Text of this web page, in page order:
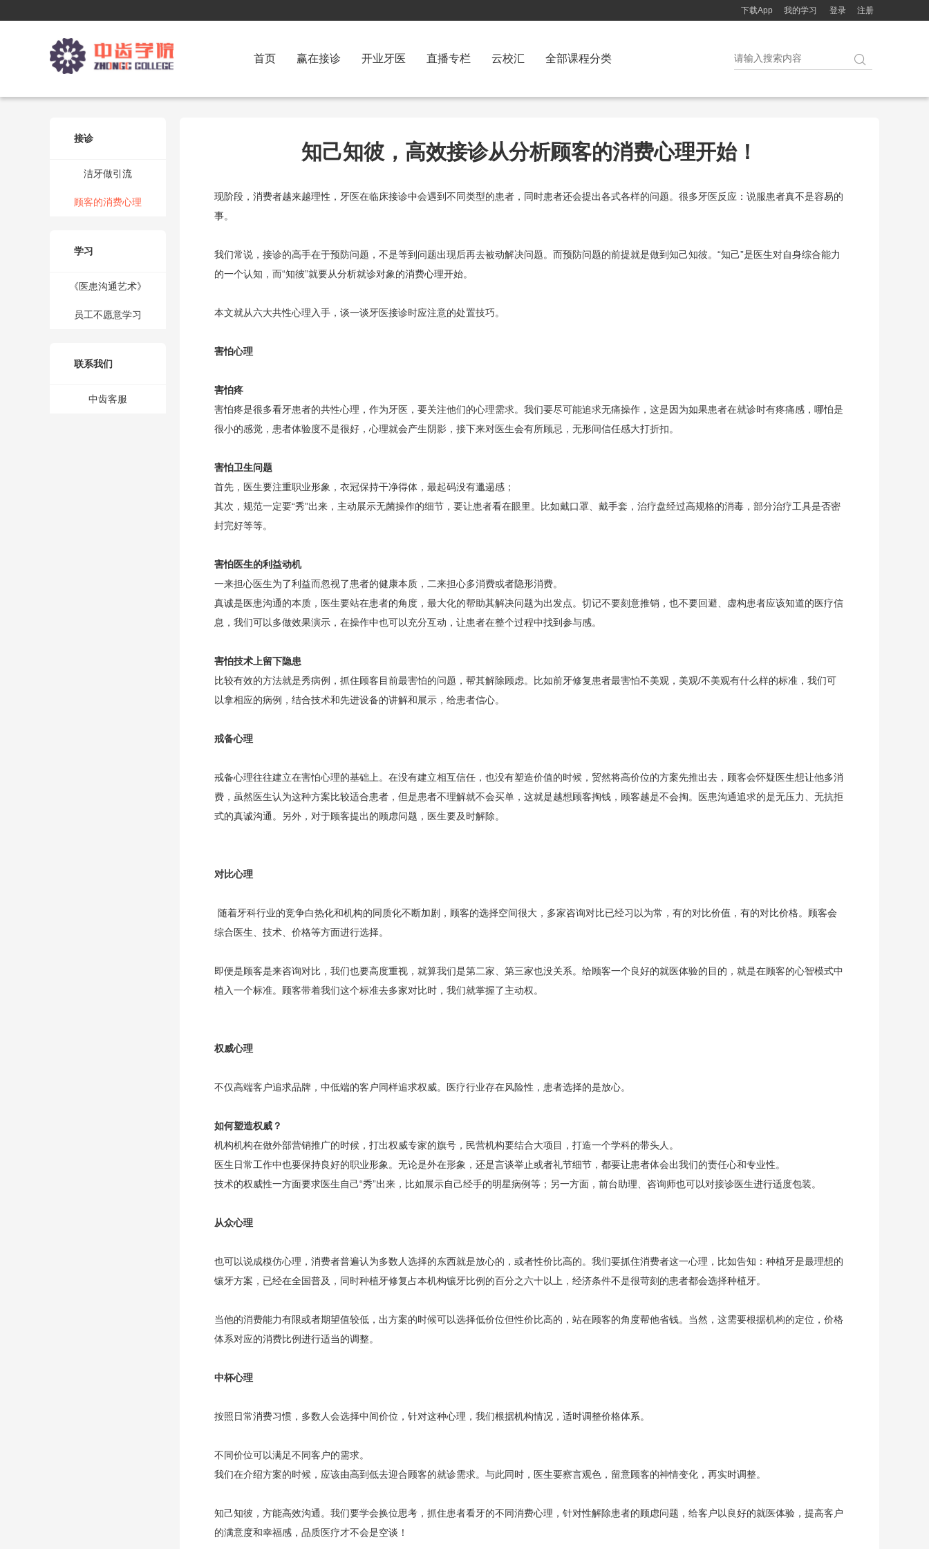
我的学习 登录 注册
下载App
首页 赢在接诊 开业牙医 直播专栏 云校汇 全部课程分类 
接诊
洁牙做引流
顾客的消费心理
学习
《医患沟通艺术》
员工不愿意学习
联系我们
中齿客服
知己知彼，高效接诊从分析顾客的消费心理开始！
现阶段，消费者越来越理性，牙医在临床接诊中会遇到不同类型的患者，同时患者还会提出各式各样的问题。很多牙医反应：说服患者真不是容易的
事。
我们常说，接诊的高手在于预防问题，不是等到问题出现后再去被动解决问题。而预防问题的前提就是做到知己知彼。“知己”是医生对自身综合能力
的一个认知，而“知彼”就要从分析就诊对象的消费心理开始。
本文就从六大共性心理入手，谈一谈牙医接诊时应注意的处置技巧。
害怕心理
害怕疼
害怕疼是很多看牙患者的共性心理，作为牙医，要关注他们的心理需求。我们要尽可能追求无痛操作，这是因为如果患者在就诊时有疼痛感，哪怕是
很小的感觉，患者体验度不是很好，心理就会产生阴影，接下来对医生会有所顾忌，无形间信任感大打折扣。
害怕卫生问题
首先，医生要注重职业形象，衣冠保持干净得体，最起码没有邋遢感；
其次，规范一定要“秀”出来，主动展示无菌操作的细节，要让患者看在眼里。比如戴口罩、戴手套，治疗盘经过高规格的消毒，部分治疗工具是否密
封完好等等。
害怕医生的利益动机
一来担心医生为了利益而忽视了患者的健康本质，二来担心多消费或者隐形消费。
真诚是医患沟通的本质，医生要站在患者的角度，最大化的帮助其解决问题为出发点。切记不要刻意推销，也不要回避、虚构患者应该知道的医疗信
息，我们可以多做效果演示，在操作中也可以充分互动，让患者在整个过程中找到参与感。
害怕技术上留下隐患
比较有效的方法就是秀病例，抓住顾客目前最害怕的问题，帮其解除顾虑。比如前牙修复患者最害怕不美观，美观/不美观有什么样的标准，我们可
以拿相应的病例，结合技术和先进设备的讲解和展示，给患者信心。
戒备心理
戒备心理往往建立在害怕心理的基础上。在没有建立相互信任，也没有塑造价值的时候，贸然将高价位的方案先推出去，顾客会怀疑医生想让他多消
费，虽然医生认为这种方案比较适合患者，但是患者不理解就不会买单，这就是越想顾客掏钱，顾客越是不会掏。医患沟通追求的是无压力、无抗拒
式的真诚沟通。另外，对于顾客提出的顾虑问题，医生要及时解除。
对比心理
随着牙科行业的竞争白热化和机构的同质化不断加剧，顾客的选择空间很大，多家咨询对比已经习以为常，有的对比价值，有的对比价格。顾客会
综合医生、技术、价格等方面进行选择。
即便是顾客是来咨询对比，我们也要高度重视，就算我们是第二家、第三家也没关系。给顾客一个良好的就医体验的目的，就是在顾客的心智模式中
植入一个标准。顾客带着我们这个标准去多家对比时，我们就掌握了主动权。
权威心理
不仅高端客户追求品牌，中低端的客户同样追求权威。医疗行业存在风险性，患者选择的是放心。
如何塑造权威？
机构机构在做外部营销推广的时候，打出权威专家的旗号，民营机构要结合大项目，打造一个学科的带头人。
医生日常工作中也要保持良好的职业形象。无论是外在形象，还是言谈举止或者礼节细节，都要让患者体会出我们的责任心和专业性。
技术的权威性一方面要求医生自己“秀”出来，比如展示自己经手的明星病例等；另一方面，前台助理、咨询师也可以对接诊医生进行适度包装。
从众心理
也可以说成模仿心理，消费者普遍认为多数人选择的东西就是放心的，或者性价比高的。我们要抓住消费者这一心理，比如告知：种植牙是最理想的
镶牙方案，已经在全国普及，同时种植牙修复占本机构镶牙比例的百分之六十以上，经济条件不是很苛刻的患者都会选择种植牙。
当他的消费能力有限或者期望值较低，出方案的时候可以选择低价位但性价比高的，站在顾客的角度帮他省钱。当然，这需要根据机构的定位，价格
体系对应的消费比例进行适当的调整。
中杯心理
按照日常消费习惯，多数人会选择中间价位，针对这种心理，我们根据机构情况，适时调整价格体系。
不同价位可以满足不同客户的需求。
我们在介绍方案的时候，应该由高到低去迎合顾客的就诊需求。与此同时，医生要察言观色，留意顾客的神情变化，再实时调整。
知己知彼，方能高效沟通。我们要学会换位思考，抓住患者看牙的不同消费心理，针对性解除患者的顾虑问题，给客户以良好的就医体验，提高客户
的满意度和幸福感，品质医疗才不会是空谈！